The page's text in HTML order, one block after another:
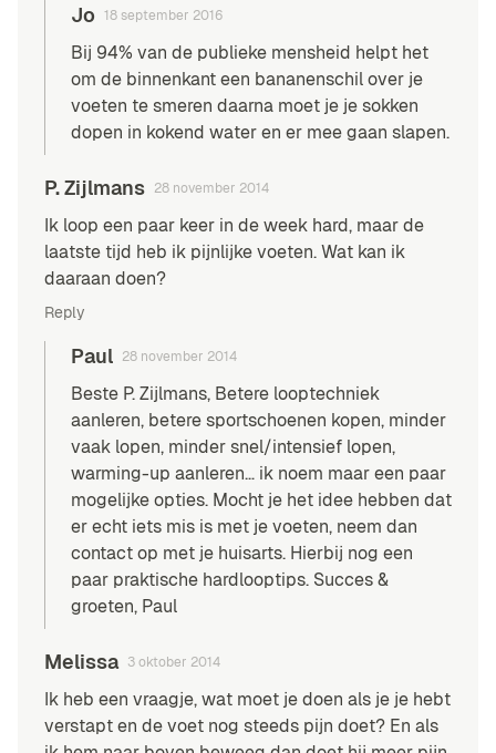
Jo 18 september 2016
Bij 94% van de publieke mensheid helpt het
om de binnenkant een bananenschil over je
voeten te smeren daarna moet je je sokken
dopen in kokend water en er mee gaan slapen.
P. Zijlmans 28 november 2014
Ik loop een paar keer in de week hard, maar de
laatste tijd heb ik pijnlijke voeten. Wat kan ik
daaraan doen?
Reply
Paul 28 november 2014
Beste P. Zijlmans, Betere looptechniek
aanleren, beteresportschoenen kopen, minder
vaak lopen, minder snel/intensief lopen,
warming-up aanleren… ik noem maar een paar
mogelijke opties. Mocht je het idee hebben dat
er echt iets mis is met je voeten, neem dan
contact op met je huisarts. Hierbij nog een
paar praktische hardlooptips. Succes &
groeten, Paul
Melissa 3 oktober 2014
Ik heb een vraagje, wat moet je doen als je je hebt
verstapt en de voet nog steeds pijn doet? En als